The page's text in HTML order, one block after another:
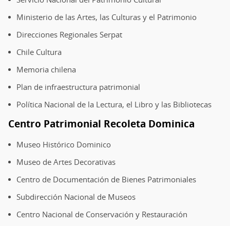
Ministerio de las Artes, las Culturas y el Patrimonio
Direcciones Regionales Serpat
Chile Cultura
Memoria chilena
Plan de infraestructura patrimonial
Política Nacional de la Lectura, el Libro y las Bibliotecas
Centro Patrimonial Recoleta Dominica
Museo Histórico Dominico
Museo de Artes Decorativas
Centro de Documentación de Bienes Patrimoniales
Subdirección Nacional de Museos
Centro Nacional de Conservación y Restauración